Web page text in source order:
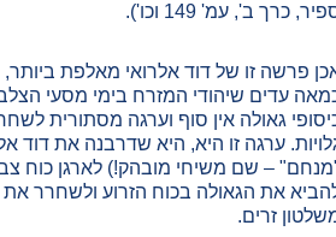
כרך ב', עמ' 149 וכו').
פרשה זו של דוד אלרואי מאלפת ביותר,
עדים שיהודי המזרח בימי מסעי הצלב
גאולה אין סוף וערגה מסתורית
ערגה זו היא, היא שדרבנה את דוד
– שם משיחי מובהק!) לארגן כוח
את הגאולה בכוח הזרוע ולשחרר
זרים.